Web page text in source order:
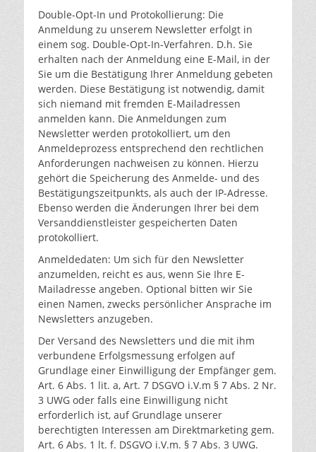
Double-Opt-In und Protokollierung: Die
Anmeldung zu unserem Newsletter erfolgt in
einem sog. Double-Opt-In-Verfahren. D.h. Sie
erhalten nach der Anmeldung eine E-Mail, in der
Sie um die Bestätigung Ihrer Anmeldung gebeten
werden. Diese Bestätigung ist notwendig, damit
sich niemand mit fremden E-Mailadressen
anmelden kann. Die Anmeldungen zum
Newsletter werden protokolliert, um den
Anmeldeprozess entsprechend den rechtlichen
Anforderungen nachweisen zu können. Hierzu
gehört die Speicherung des Anmelde- und des
Bestätigungszeitpunkts, als auch der IP-Adresse.
Ebenso werden die Änderungen Ihrer bei dem
Versanddienstleister gespeicherten Daten
protokolliert.
Anmeldedaten: Um sich für den Newsletter
anzumelden, reicht es aus, wenn Sie Ihre E-
Mailadresse angeben. Optional bitten wir Sie
einen Namen, zwecks persönlicher Ansprache im
Newsletters anzugeben.
Der Versand des Newsletters und die mit ihm
verbundene Erfolgsmessung erfolgen auf
Grundlage einer Einwilligung der Empfänger gem.
Art. 6 Abs. 1 lit. a, Art. 7 DSGVO i.V.m § 7 Abs. 2 Nr.
3 UWG oder falls eine Einwilligung nicht
erforderlich ist, auf Grundlage unserer
berechtigten Interessen am Direktmarketing gem.
Art. 6 Abs. 1 lt. f. DSGVO i.V.m. § 7 Abs. 3 UWG.